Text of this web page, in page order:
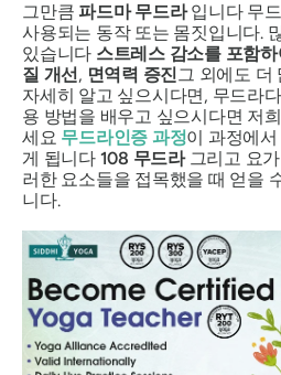
그만큼파드마 무드라입니다 무
사용되는 동작 또는 몸짓입니다.
있습니다 스트레스 감소를 포함하
질 개선, 면역력 증진그 외에도 더
자세히 알고 싶으시다면, 무드라
용 방법을 배우고 싶으시다면 저
세요 무드라인증 과정이 과정에
게 됩니다 108 무드라그리고 요
러한 요소들을 접목했을 때 얻을
니다.